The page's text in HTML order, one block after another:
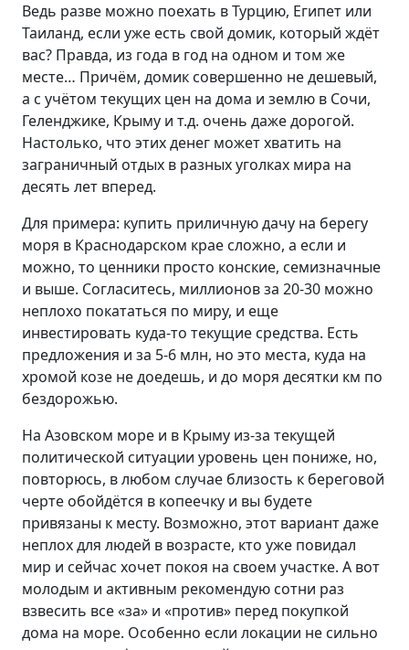
Ведь разве можно поехать в Турцию, Египет или
Таиланд, если уже есть свой домик, который ждёт
вас? Правда, из года в год на одном и том же
месте… Причём, домик совершенно не дешевый,
а с учётом текущих цен на дома и землю в Сочи,
Геленджике, Крыму и т.д. очень даже дорогой.
Настолько, что этих денег может хватить на
заграничный отдых в разных уголках мира на
десять лет вперед.
Для примера: купить приличную дачу на берегу
моря в Краснодарском крае сложно, а если и
можно, то ценники просто конские, семизначные
и выше. Согласитесь, миллионов за 20-30 можно
неплохо покататься по миру, и еще
инвестировать куда-то текущие средства. Есть
предложения и за 5-6 млн, но это места, куда на
хромой козе не доедешь, и до моря десятки км по
бездорожью.
На Азовском море и в Крыму из-за текущей
политической ситуации уровень цен пониже, но,
повторюсь, в любом случае близость к береговой
черте обойдётся в копеечку и вы будете
привязаны к месту. Возможно, этот вариант даже
неплох для людей в возрасте, кто уже повидал
мир и сейчас хочет покоя на своем участке. А вот
молодым и активным рекомендую сотни раз
взвесить все «за» и «против» перед покупкой
дома на море. Особенно если локации не сильно